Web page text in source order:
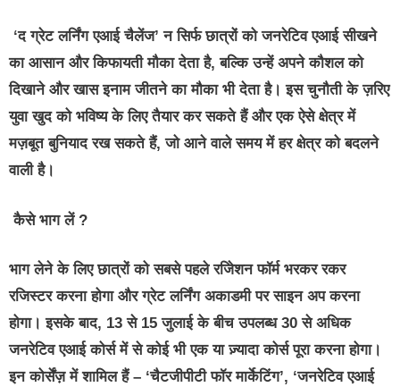
‘द ग्रेट लर्निंग एआई चैलेंज’ न सिर्फ छात्रों को जनरेटिव एआई सीखने
का आसान और किफायती मौका देता है, बल्कि उन्हें अपने कौशल को
दिखाने और खास इनाम जीतने का मौका भी देता है। इस चुनौती के ज़रिए
युवा खुद को भविष्य के लिए तैयार कर सकते हैं और एक ऐसे क्षेत्र में
मज़बूत बुनियाद रख सकते हैं, जो आने वाले समय में हर क्षेत्र को बदलने
वाली है।
कैसे भाग लें ?
भाग लेने के लिए छात्रों को सबसे पहले रजिेशन फॉर्म भरकर रकर
रजिस्‍टर करना होगा और ग्रेट लर्निंग अकाडमी पर साइन अप करना
होगा। इसके बाद, 13 से 15 जुलाई के बीच उपलब्ध 30 से अधिक
जनरेटिव एआई कोर्स में से कोई भी एक या ज़्यादा कोर्स पूरा करना होगा।
इन कोर्सेंज़ में शामिल हैं – ‘चैटजीपीटी फॉर मार्केटिंग’, ‘जनरेटिव एआई